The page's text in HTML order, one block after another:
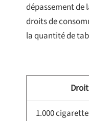
dépassement de
droits de
la quantité de
1.000